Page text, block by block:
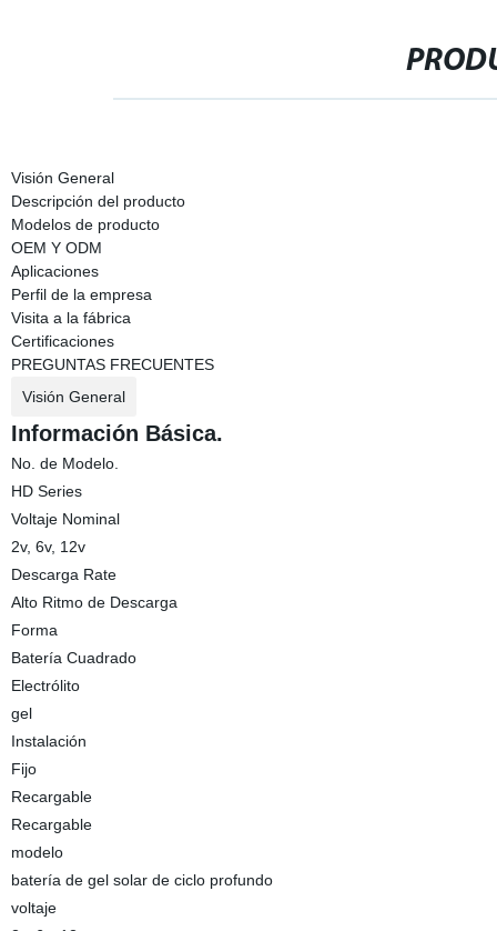
Visión General
Descripción del producto
Modelos de producto
OEM Y ODM
Aplicaciones
Perfil de la empresa
Visita a la fábrica
Certificaciones
PREGUNTAS FRECUENTES
Visión General
Información Básica.
No. de Modelo.
HD Series
Voltaje Nominal
2v, 6v, 12v
Descarga Rate
Alto Ritmo de Descarga
Forma
Batería Cuadrado
Electrólito
gel
Instalación
Fijo
Recargable
Recargable
modelo
batería de gel solar de ciclo profundo
voltaje